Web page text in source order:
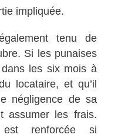
impliquée.
tenu de
Si les punaises
les six mois à
locataire, et qu’il
négligence de sa
assumer les frais.
est renforcée si